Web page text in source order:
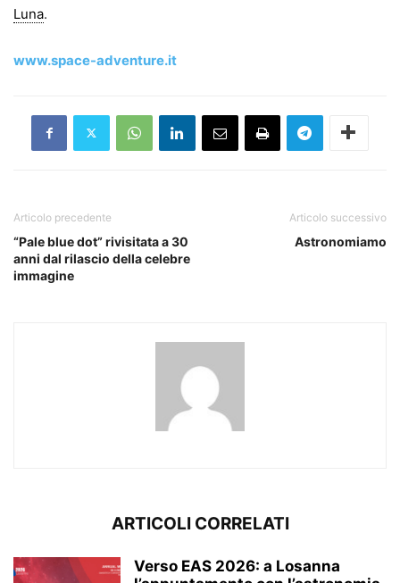
Luna.
www.space-adventure.it
Articolo precedente
“Pale blue dot” rivisitata a 30
anni dal rilascio della celebre
immagine
Articolo successivo
Astronomiamo
ARTICOLI CORRELATI
Verso EAS 2026: a Losanna